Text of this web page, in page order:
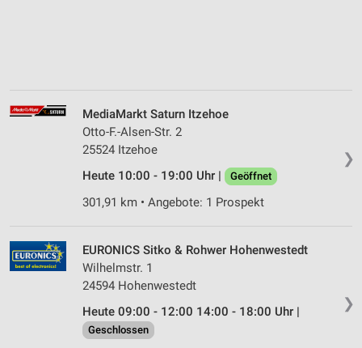
❯
MediaMarkt Saturn Itzehoe
Otto-F.-Alsen-Str. 2
25524 Itzehoe
Heute 10:00 - 19:00 Uhr |
Geöffnet
301,91 km • Angebote: 1 Prospekt
❯
EURONICS Sitko & Rohwer Hohenwestedt
Wilhelmstr. 1
24594 Hohenwestedt
Heute 09:00 - 12:00 14:00 - 18:00 Uhr |
Geschlossen